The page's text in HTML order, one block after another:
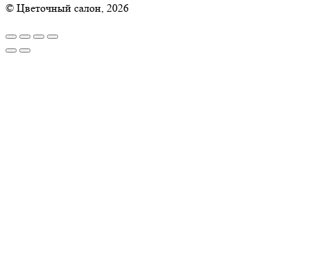
© Цветочный салон, 2026